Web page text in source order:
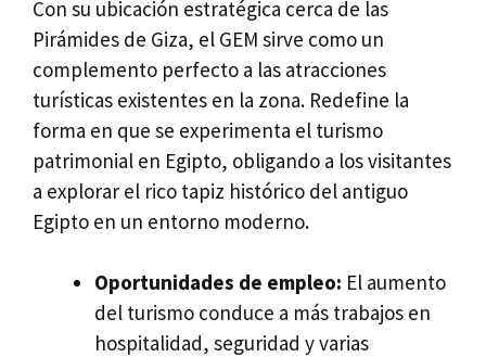
Con su ubicación estratégica cerca de las
Pirámides de Giza, el GEM sirve como un
complemento perfecto a las atracciones
turísticas existentes en la zona. Redefine la
forma en que se experimenta el turismo
patrimonial en Egipto, obligando a los visitantes
a explorar el rico tapiz histórico del antiguo
Egipto en un entorno moderno.
Oportunidades de empleo: El aumento
del turismo conduce a más trabajos en
hospitalidad, seguridad y varias